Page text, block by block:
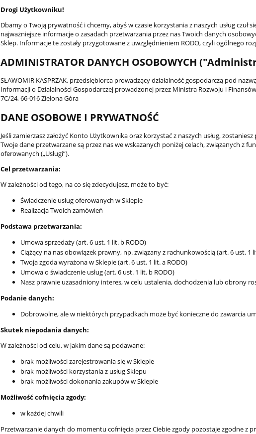
Poduszka puchowa 65x65 -
Drogi Użytkowniku!
Dbamy o Twoją prywatność i chcemy, abyś w czasie korzystania z naszych usług
najważniejsze informacje o zasadach przetwarzania przez nas Twoich danych
Sklep. Informacje te zostały przygotowane z uwzględnieniem RODO, czyli ogólnego
ADMINISTRATOR DANYCH OSOBOWYCH
SŁAWOMIR KASPRZAK, przedsiębiorca prowadzący działalność gospodarczą pod
Informacji o Działalności Gospodarczej prowadzonej przez Ministra Rozwoju i
7C/24, 66-016 Zielona Góra
DANE OSOBOWE I PRYWATNOŚĆ
Jeśli zamierzasz założyć Konto Użytkownika oraz korzystać z naszych usług,
Twoje dane przetwarzane są przez nas we wskazanych poniżej celach, związanych z
oferowanych („Usługi”).
Cel przetwarzania:
W zależności od tego, na co się zdecydujesz, może to być:
Świadczenie usług oferowanych w Sklepie
Realizacja Twoich zamówień
Podstawa przetwarzania:
Umowa sprzedaży (art. 6 ust. 1 lit. b RODO)
Ciążący na nas obowiązek prawny, np. związany z rachunkowością (art. 6 ust. 1
Twoja zgoda wyrażona w Sklepie (art. 6 ust. 1 lit. a RODO)
Umowa o świadczenie usług (art. 6 ust. 1 lit. b RODO)
Nasz prawnie uzasadniony interes, w celu ustalenia, dochodzenia lub obrony
Podanie danych:
Dobrowolne, ale w niektórych przypadkach może być konieczne do zawarcia
Skutek niepodania danych:
W zależności od celu, w jakim dane są podawane:
brak możliwości zarejestrowania się w Sklepie
brak możliwości korzystania z usług Sklepu
brak możliwości dokonania zakupów w Sklepie
Możliwość cofnięcia zgody:
w każdej chwili
Przetwarzanie danych do momentu cofnięcia przez Ciebie zgody pozostaje zgodne z